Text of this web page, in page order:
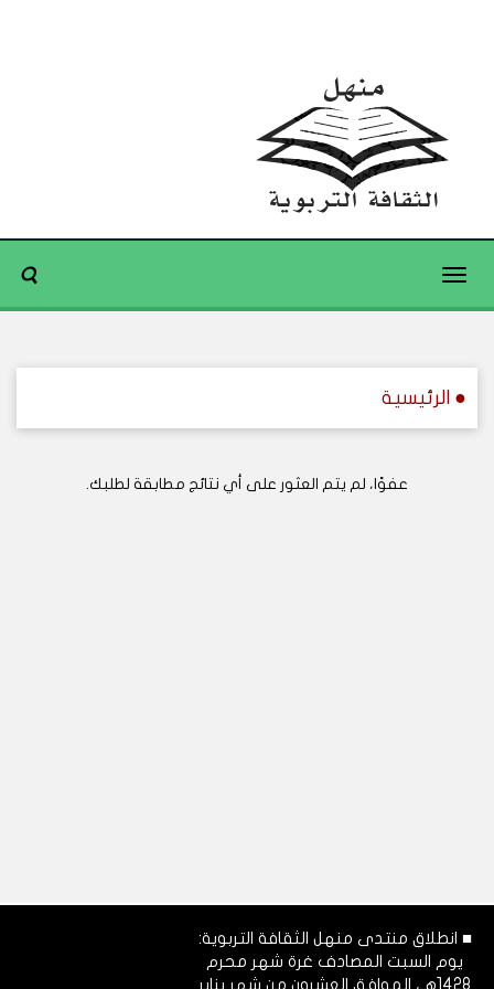
Toggle
● الرئيسية
عفوًا، لم يتم العثور على أي نتائج مطابقة لطلبك.
■ انطلاق منتدى منهل الثقافة التربوية:
يوم السبت المصادف غرة شهر محرم
1428هـ، الموافق العشرون من شهر يناير